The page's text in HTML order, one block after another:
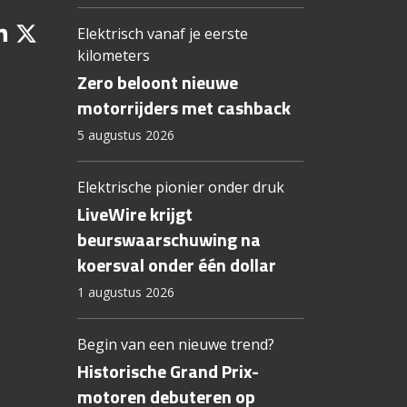
Elektrisch vanaf je eerste
kilometers
Zero beloont nieuwe
motorrijders met cashback
5 augustus 2026
Elektrische pionier onder druk
LiveWire krijgt
beurswaarschuwing na
koersval onder één dollar
1 augustus 2026
Begin van een nieuwe trend?
Historische Grand Prix-
motoren debuteren op